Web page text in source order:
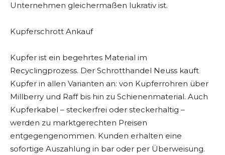
Unternehmen gleichermaßen lukrativ ist.
Kupferschrott Ankauf
Kupfer ist ein begehrtes Material im
Recyclingprozess. Der Schrotthandel Neuss kauft
Kupfer in allen Varianten an: von Kupferrohren über
Millberry und Raff bis hin zu Schienenmaterial. Auch
Kupferkabel – steckerfrei oder steckerhaltig –
werden zu marktgerechten Preisen
entgegengenommen. Kunden erhalten eine
sofortige Auszahlung in bar oder per Überweisung.